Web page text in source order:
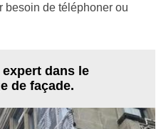
besoin de téléphoner ou
dans le
de façade.